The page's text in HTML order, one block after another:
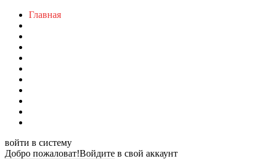
Главная
войти в систему
Добро пожаловат!Войдите в свой аккаунт